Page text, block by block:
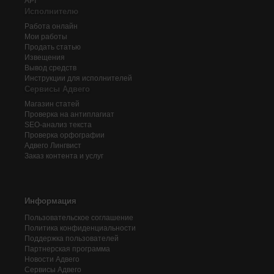
Исполнителю
Работа онлайн
Мои работы
Продать статью
Извещения
Вывод средств
Инструкции для исполнителей
Сервисы Адвего
Магазин статей
Проверка на антиплагиат
SEO-анализ текста
Проверка орфографии
Адвего Лингвист
Заказ контента и услуг
Информация
Пользовательское соглашение
Политика конфиденциальности
Поддержка пользователей
Партнерская программа
Новости Адвего
Сервисы Адвего